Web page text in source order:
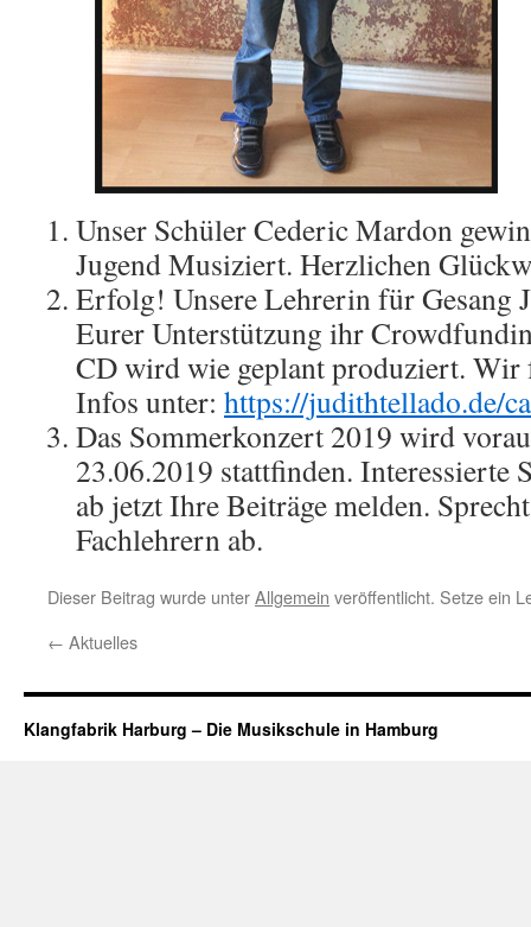
Unser Schüler Cederic Mardon
Jugend Musiziert. Herzlichen
Erfolg! Unsere Lehrerin für Gesang
Eurer Unterstützung ihr
CD wird wie geplant produziert. Wir
Infos unter: https://judithtellado.de/
Das Sommerkonzert 2019 wird
23.06.2019 stattfinden. Interessierte
ab jetzt Ihre Beiträge melden.
Fachlehrern ab.
Dieser Beitrag wurde unterAllgemein veröffentlicht. Setze ein
← Aktuelles
Klangfabrik Harburg – Die Musikschule in Hamburg